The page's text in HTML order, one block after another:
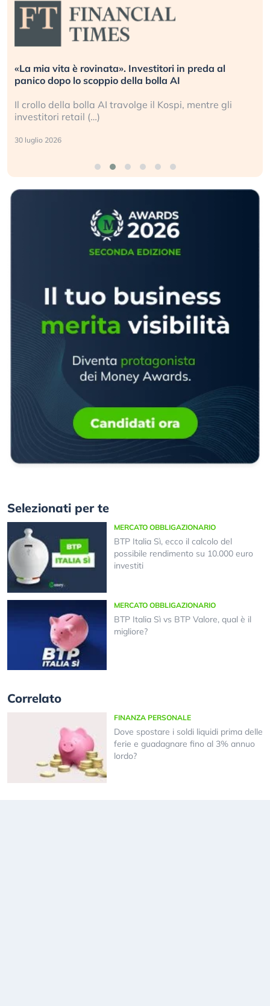
«La mia vita è rovinata». Investitori in preda al
panico dopo lo scoppio della bolla AI
Il crollo della bolla AI travolge il Kospi, mentre gli
investitori retail (…)
30 luglio 2026
Selezionati per te
MERCATO OBBLIGAZIONARIO
BTP Italia Sì, ecco il calcolo del
possibile rendimento su 10.000 euro
investiti
MERCATO OBBLIGAZIONARIO
BTP Italia Sì vs BTP Valore, qual è il
migliore?
Correlato
FINANZA PERSONALE
Dove spostare i soldi liquidi prima delle
ferie e guadagnare fino al 3% annuo
lordo?